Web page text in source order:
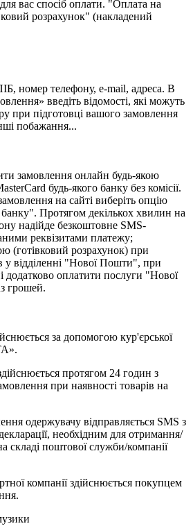
вас спосіб оплати. "Оплата на
розрахунок" (накладений
номер телефону, e-mail, адреса. В
введіть відомості, які можуть
при підготовці вашого замовлення
побажання...
замовлення онлайн будь-якою
будь-якого банку без комісії.
на сайті виберіть опцію
Протягом декількох хвилин на
надійде безкоштовне SMS-
реквізитами платежу;
(готівковий розрахунок) при
у відділенні "Нової Пошти", при
оплатити послуги "Нової
грошей.
за допомогою кур'єрської
протягом 24 годин з
при наявності товарів на
одержувачу відправляється SMS з
необхідним для отримання/
складі поштової служби/компанії
компанії здійснюється покупцем